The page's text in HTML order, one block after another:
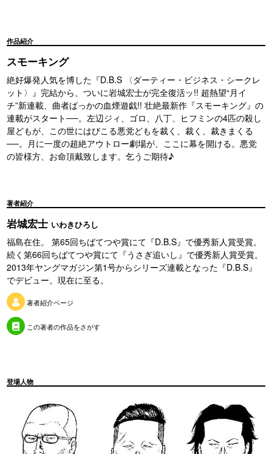
作品紹介
スモーキング
絶好爆発人気を博した『D.B.S 〈ダーティー・ビジネス・シークレ
ット〉』完結から、ついに岩城宏士が完全復活ッ!! 超熱望“月イ
チ”新連載、曲者ばっかの血煙遊戯!! 壮絶最新作『スモーキング』の
連載がスタート──。左辺ジィ、ゴロ、八丁、ヒフミンの4匹の殺し
屋どもが、この世にはびこる悪党どもを裁く、裁く、裁きまくる
──。月に一度の超絶アウトロー劇場が、ここに幕を開ける。悪党
の皆様方、お命頂戴致します。乞うご期待♪
著者紹介
岩城宏士 いわきひろし
福島在住。 第65回ちばてつや賞にて『D.B.S』で優秀新人賞受賞。
続く第66回ちばてつや賞にて『うさぎ追いし』で優秀新人賞受賞。
2013年ヤングマガジン第1号からシリーズ連載となった『D.B.S』
でデビュー。現在に至る。
著者紹介ページ
この著者の作品をさがす
登場人物